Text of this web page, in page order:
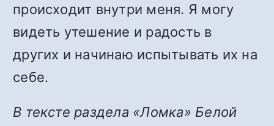
происходит внутри меня. Я могу
видеть утешение и радость в
других и начинаю испытывать их на
себе.
В тексте раздела «Ломка» Белой